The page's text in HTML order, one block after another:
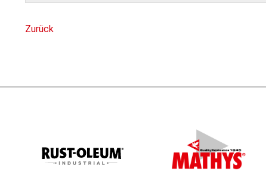
Zurück